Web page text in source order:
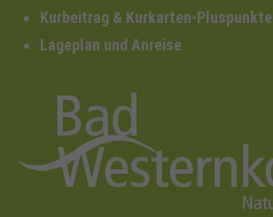
Kurbeitrag & Kurkarten-Pluspunkte
Lageplan und Anreise